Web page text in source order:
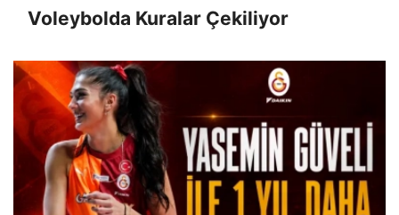
Voleybolda Kuralar Çekiliyor